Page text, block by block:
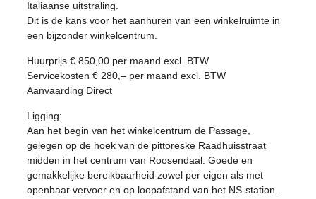
Italiaanse uitstraling.
Dit is de kans voor het aanhuren van een winkelruimte in
een bijzonder winkelcentrum.
Huurprijs € 850,00 per maand excl. BTW
Servicekosten € 280,– per maand excl. BTW
Aanvaarding Direct
Ligging:
Aan het begin van het winkelcentrum de Passage,
gelegen op de hoek van de pittoreske Raadhuisstraat
midden in het centrum van Roosendaal. Goede en
gemakkelijke bereikbaarheid zowel per eigen als met
openbaar vervoer en op loopafstand van het NS-station.